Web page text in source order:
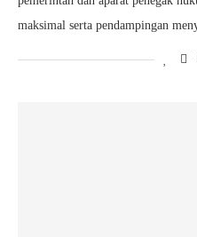
maksimal serta pendampingan